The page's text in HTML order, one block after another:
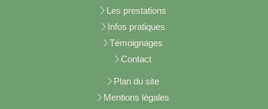
Les prestations
Infos pratiques
Témoignages
Contact
Plan du site
Mentions légales